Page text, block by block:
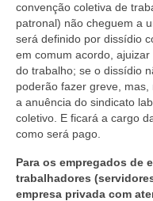
convenção coletiva de
patronal) não cheguem a
será definido por dissídio
em comum acordo,
do trabalho; se o dissídio
poderão fazer greve,
a anuência do sindicato
coletivo. E ficará a cargo
como será pago.
Para os empregados de
trabalhadores
empresa privada com